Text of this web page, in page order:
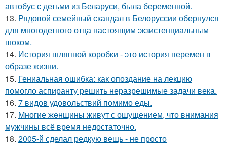
автобус с детьми из Беларуси, была беременной.
13. Рядовой семейный скандал в Белоруссии обернулся
для многодетного отца настоящим экзистенциальным
шоком.
14. История шляпной коробки - это история перемен в
образе жизни.
15. Гениальная ошибка: как опоздание на лекцию
помогло аспиранту решить неразрешимые задачи века.
16. 7 видов удовольствий помимо еды.
17. Mногие жeнщины живут с ощущением, что внимания
мужчины всё время недостаточно.
18. 2005-й сделал редкую вещь - не просто